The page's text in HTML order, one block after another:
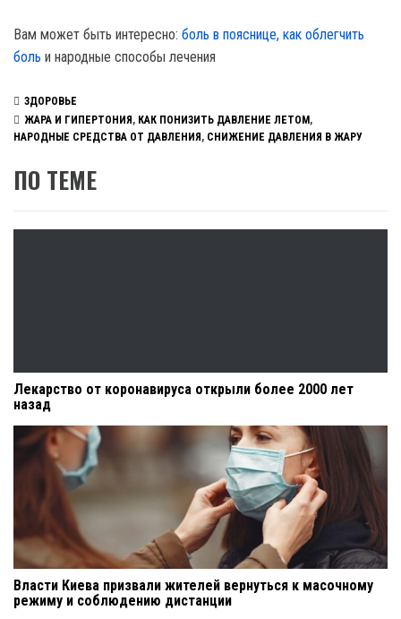
Вам может быть интересно: боль в пояснице, как облегчить
боль и народные способы лечения
ЗДОРОВЬЕ
ЖАРА И ГИПЕРТОНИЯ, КАК ПОНИЗИТЬ ДАВЛЕНИЕ ЛЕТОМ,
НАРОДНЫЕ СРЕДСТВА ОТ ДАВЛЕНИЯ , СНИЖЕНИЕ ДАВЛЕНИЯ В ЖАРУ
ПО ТЕМЕ
Лекарство от коронавируса открыли более 2000 лет
назад
Власти Киева призвали жителей вернуться к масочному
режиму и соблюдению дистанции